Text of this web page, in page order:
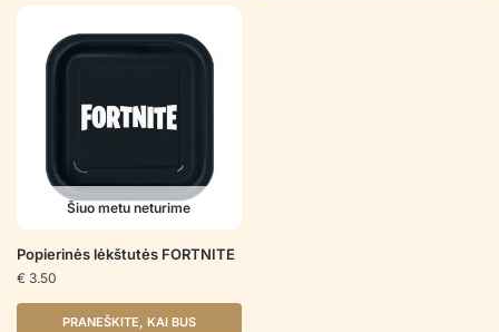
Šiuo metu neturime
Popierinės lėkštutės FORTNITE
€ 3.50
PRANEŠKITE, KAI BUS